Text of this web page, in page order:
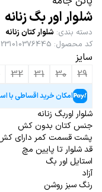
شلوار اور بگ زنانه
دسته بندی: شلوار کتان زنانه
کد محصول:
سایز
29
30
31
32
امکان خرید اقساطی با
شلوار اوربگ زنانه
جنس کتان بدون کش
پشت قسمت کمر دارای
قد شلوار تا پایین مچ
استایل اور بگ
آزاد
رنگ سبز روشن